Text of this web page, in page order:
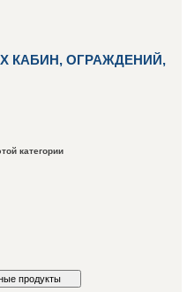
КАБИН, ОГРАЖДЕНИЙ,
категории